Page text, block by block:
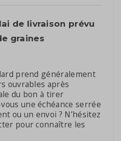
de livraison prévu
graines
prend généralement
ouvrables après
du bon à tirer
une échéance serrée
ou un envoi ? N’hésitez
pour connaître les